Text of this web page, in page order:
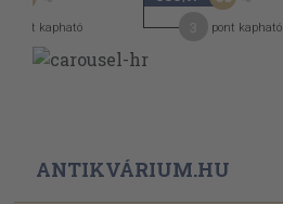
pont kapható pont kapható
ANTIKVÁRIUM.HU